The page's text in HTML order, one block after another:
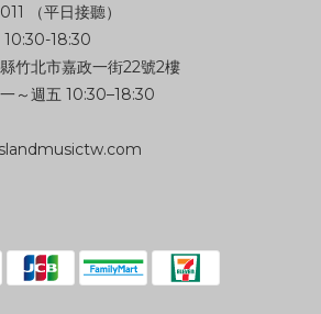
（平日接聽）
10:30-18:30
竹北市嘉政一街22號2樓
～週五 10:30–18:30